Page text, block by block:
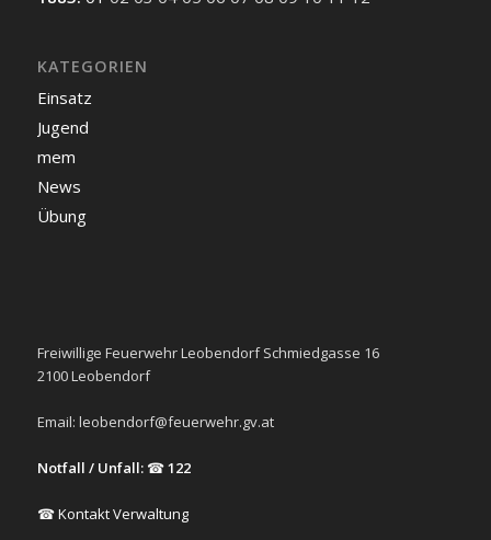
KATEGORIEN
Einsatz
Jugend
mem
News
Übung
Freiwillige Feuerwehr Leobendorf Schmiedgasse 16
2100 Leobendorf
Email: leobendorf@feuerwehr.gv.at
Notfall / Unfall:☎122
☎ Kontakt Verwaltung